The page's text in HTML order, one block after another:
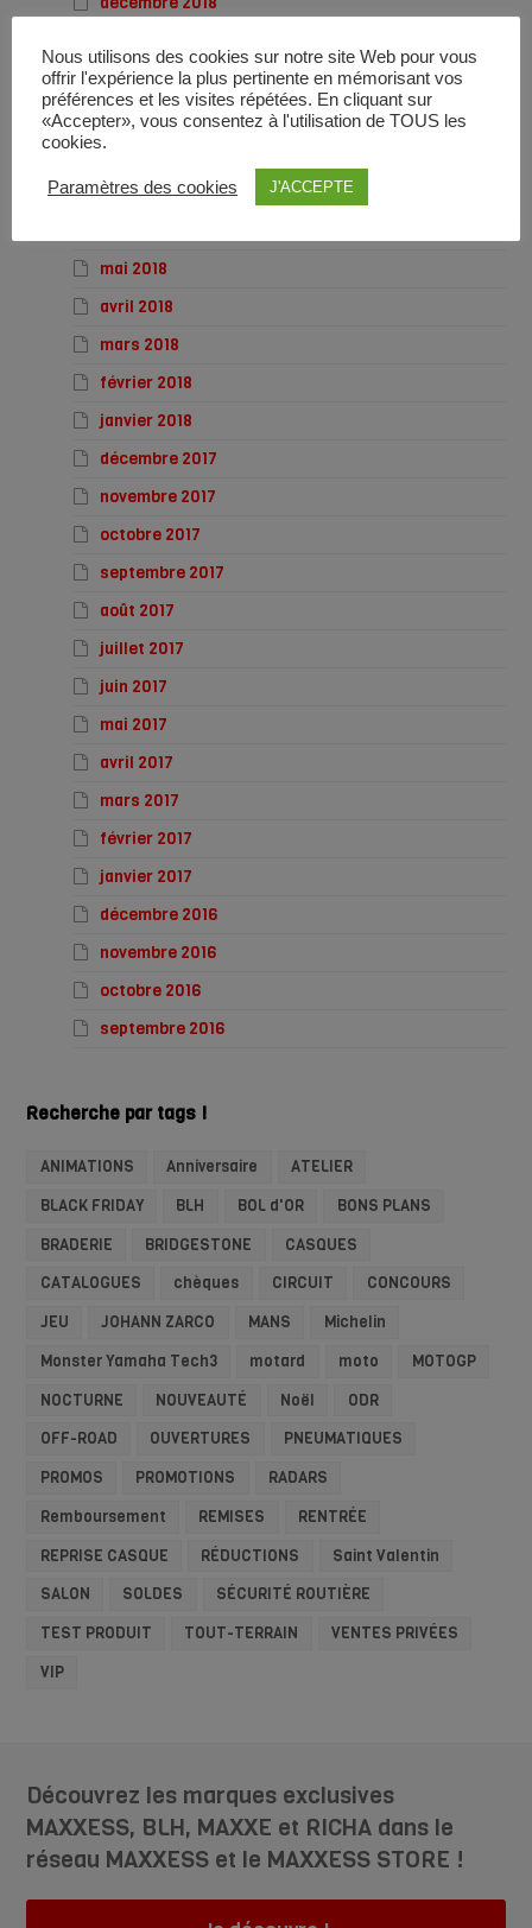
octobre 2018
septembre 2018
août 2018
juillet 2018
mai 2018
avril 2018
mars 2018
février 2018
janvier 2018
décembre 2017
novembre 2017
octobre 2017
septembre 2017
août 2017
juillet 2017
juin 2017
mai 2017
avril 2017
mars 2017
février 2017
janvier 2017
décembre 2016
novembre 2016
octobre 2016
septembre 2016
Recherche par tags !
ANIMATIONS Anniversaire
ATELIER
BLACK FRIDAY
BLH BOL d'OR
BONS PLANS
BRADERIE
BRIDGESTONE
CASQUES
CATALOGUES
chèques CIRCUIT
CONCOURS
JEU
JOHANN ZARCO MANS
Michelin
Monster Yamaha Tech3
motard moto
MOTOGP
NOCTURNE
NOUVEAUTÉ Noël
ODR
OFF-ROAD
OUVERTURES
PNEUMATIQUES
PROMOS
PROMOTIONS
RADARS
Remboursement
REMISES
RENTRÉE
REPRISE CASQUE
RÉDUCTIONS
Saint Valentin
SALON
SOLDES
SÉCURITÉ ROUTIÈRE
TEST PRODUIT
TOUT-TERRAIN
VENTES PRIVÉES
VIP
Découvrez les marques exclusives
MAXXESS, BLH, MAXXE et RICHA dans le
réseau MAXXESS et le MAXXESS STORE !
Nous utilisons des cookies sur notre site Web pour vous
offrir l'expérience la plus pertinente en mémorisant vos
préférences et les visites répétées. En cliquant sur
«Accepter», vous consentez à l'utilisation de TOUS les
cookies.
Paramètres des cookies J'ACCEPTE